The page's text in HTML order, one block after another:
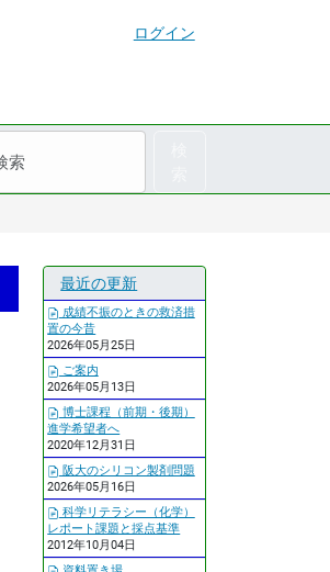
ログイン
最近の更新
成績不振のときの救済措
置の今昔
2026年05月25日
ご案内
2026年05月13日
博士課程（前期・後期）
進学希望者へ
2020年12月31日
阪大のシリコン製剤問題
2026年05月16日
科学リテラシー（化学）
レポート課題と採点基準
2012年10月04日